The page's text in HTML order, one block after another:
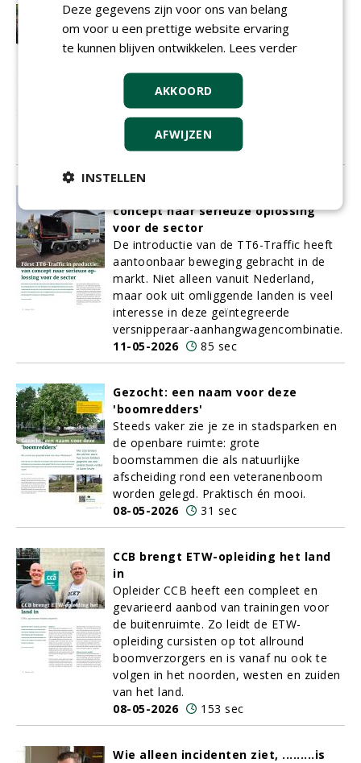
Midzomeravond Yuverta Boxtel in
teken van meetapparatuur bij
boomveiligheid
Boxtel de Midzomeravond voor
boomprofessionals. De praktijkgerichte
bijeenkomst staat in het teken van
meetapparatuur bij boomveiligheid.
12-05-2026
71 sec
concept naar serieuze oplossing
voor de sector
De introductie van de TT6-Traffic heeft
aantoonbaar beweging gebracht in de
markt. Niet alleen vanuit Nederland,
maar ook uit omliggende landen is veel
interesse in deze geïntegreerde
versnipperaar-aanhangwagencombinatie.
11-05-2026
85 sec
Gezocht: een naam voor deze
'boomredders'
Steeds vaker zie je ze in stadsparken en
de openbare ruimte: grote
boomstammen die als natuurlijke
afscheiding rond een veteranenboom
worden gelegd. Praktisch én mooi.
08-05-2026
31 sec
CCB brengt ETW-opleiding het land
in
Opleider CCB heeft een compleet en
gevarieerd aanbod van trainingen voor
de buitenruimte. Zo leidt de ETW-
opleiding cursisten op tot allround
boomverzorgers en is vanaf nu ook te
volgen in het noorden, westen en zuiden
van het land.
08-05-2026
153 sec
Wie alleen incidenten ziet, .........is
Deze gegevens zijn voor ons van belang
om voor u een prettige website ervaring
te kunnen blijven ontwikkelen. Lees verder
AKKOORD
AFWIJZEN
INSTELLEN